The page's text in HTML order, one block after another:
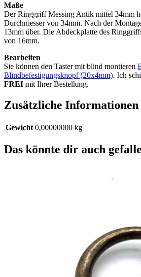
Maße
Der Ringgriff Messing Antik mittel 34mm
Durchmesser von 34mm. Nach der
13mm über. Die Abdeckplatte des
von 16mm.
Bearbeiten
Sie können den Taster mit blind montieren
Blindbefestigungsknopf (20x4mm). Ich
FREI mit Ihrer Bestellung.
Zusätzliche Informationen
Gewicht 0,00000000 kg
Das könnte dir auch